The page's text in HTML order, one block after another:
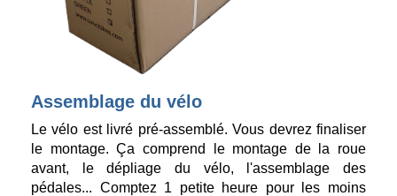
Assemblage du vélo
Le vélo est livré pré-assemblé. Vous devrez finaliser
le montage. Ça comprend le montage de la roue
avant, le dépliage du vélo, l'assemblage des
pédales... Comptez 1 petite heure pour les moins